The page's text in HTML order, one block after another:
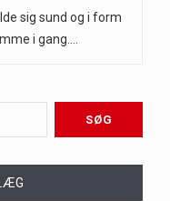
sig sund og i form
i gang.…